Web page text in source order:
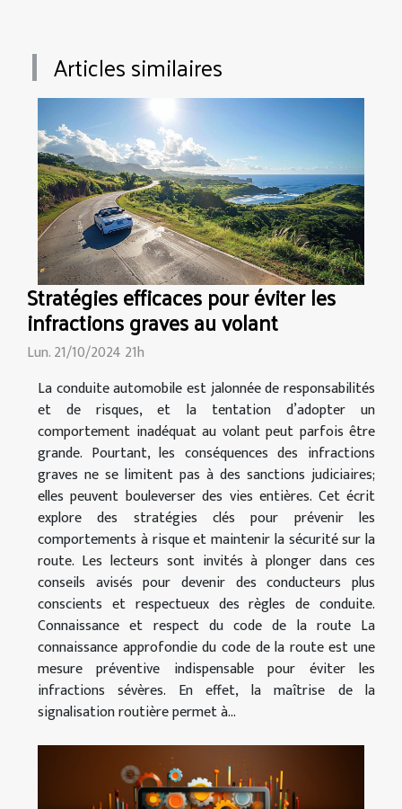
Articles similaires
Stratégies efficaces pour éviter les
infractions graves au volant
Lun. 21/10/2024 21h
La conduite automobile est jalonnée de responsabilités
et de risques, et la tentation d’adopter un
comportement inadéquat au volant peut parfois être
grande. Pourtant, les conséquences des infractions
graves ne se limitent pas à des sanctions judiciaires;
elles peuvent bouleverser des vies entières. Cet écrit
explore des stratégies clés pour prévenir les
comportements à risque et maintenir la sécurité sur la
route. Les lecteurs sont invités à plonger dans ces
conseils avisés pour devenir des conducteurs plus
conscients et respectueux des règles de conduite.
Connaissance et respect du code de la route La
connaissance approfondie du code de la route est une
mesure préventive indispensable pour éviter les
infractions sévères. En effet, la maîtrise de la
signalisation routière permet à...